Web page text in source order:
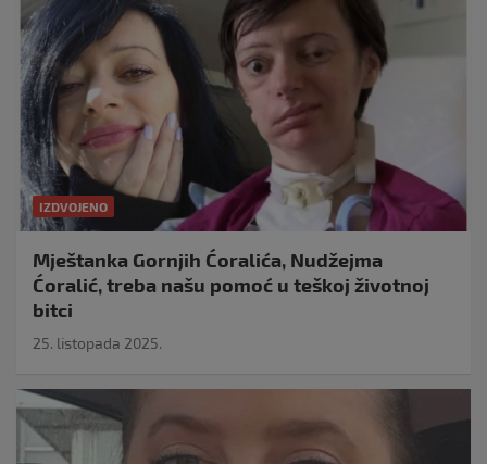
IZDVOJENO
Mještanka Gornjih Ćoralića, Nudžejma
Ćoralić, treba našu pomoć u teškoj životnoj
bitci
25. listopada 2025.